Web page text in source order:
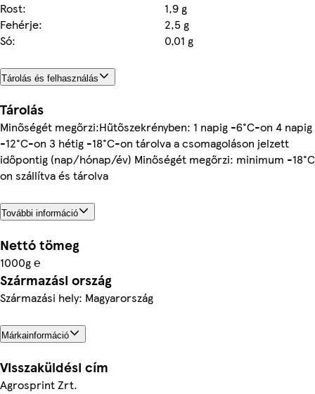
Rost:
1,9 g
Fehérje:
2,5 g
Só:
0,01 g
Tárolás és felhasználás
Tárolás
Minőségét megőrzi:Hűtőszekrényben: 1 napig -6°C-on 4 napig
-12°C-on 3 hétig -18°C-on tárolva a csomagoláson jelzett
időpontig (nap/hónap/év) Minőségét megőrzi: minimum -
on szállítva és tárolva
További információ
Nettó tömeg
1000g ℮
Származási ország
Származási hely: Magyarország
Márkainformáció
Visszaküldési cím
Agrosprint Zrt.